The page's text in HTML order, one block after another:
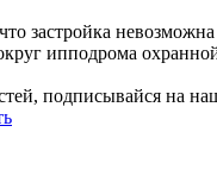
застройка невозможна
иппoдpoмa
подписывайся на